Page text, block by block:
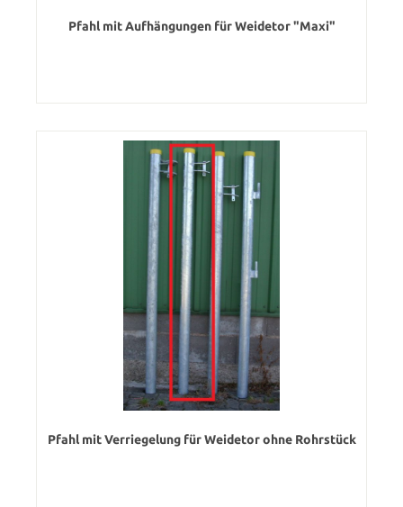
Pfahl mit Aufhängungen für Weidetor "Maxi"
Pfahl mit Verriegelung für Weidetor ohne Rohrstück